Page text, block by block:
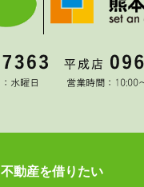
不動産を借りたい